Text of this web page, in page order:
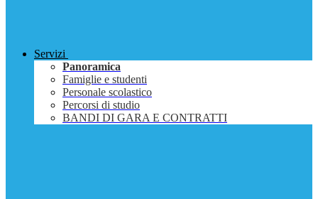
Servizi
Panoramica
Famiglie e studenti
Personale scolastico
Percorsi di studio
BANDI DI GARA E CONTRATTI